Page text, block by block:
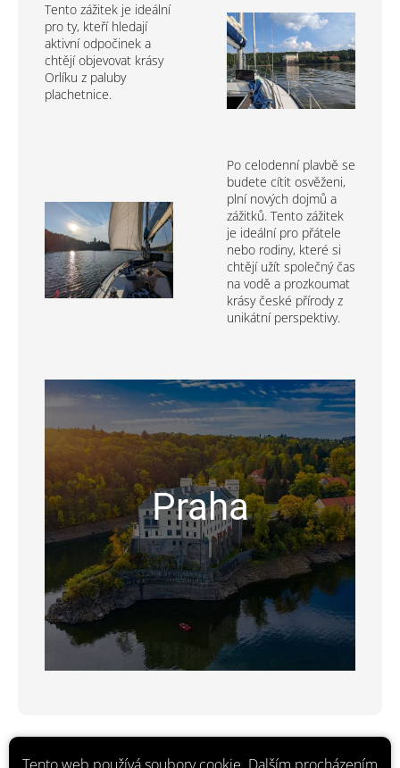
Tento zážitek je ideální
pro ty, kteří hledají
aktivní odpočinek a
chtějí objevovat krásy
Orlíku z paluby
plachetnice.
Po celodenní plavbě se
budete cítit osvěženi,
plní nových dojmů a
zážitků. Tento zážitek
je ideální pro přátele
nebo rodiny, které si
chtějí užít společný čas
na vodě a prozkoumat
krásy české přírody z
unikátní perspektivy.
Praha